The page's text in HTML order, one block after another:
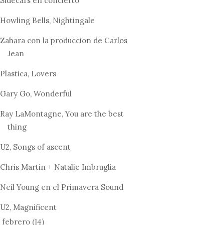
Howling Bells, Nightingale
Zahara con la produccion de Carlos
Jean
Plastica, Lovers
Gary Go, Wonderful
Ray LaMontagne, You are the best
thing
U2, Songs of ascent
Chris Martin + Natalie Imbruglia
Neil Young en el Primavera Sound
U2, Magnificent
febrero (14)